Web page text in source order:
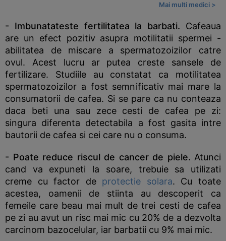
Mai multi medici >
- Imbunatateste fertilitatea la barbati. Cafeaua
are un efect pozitiv asupra motilitatii spermei -
abilitatea de miscare a spermatozoizilor catre
ovul. Acest lucru ar putea creste sansele de
fertilizare. Studiile au constatat ca motilitatea
spermatozoizilor a fost semnificativ mai mare la
consumatorii de cafea. Si se pare ca nu conteaza
daca beti una sau zece cesti de cafea pe zi:
singura diferenta detectabila a fost gasita intre
bautorii de cafea si cei care nu o consuma.
- Poate reduce riscul de cancer de piele. Atunci
cand va expuneti la soare, trebuie sa utilizati
creme cu factor de protectie solara. Cu toate
acestea, oamenii de stiinta au descoperit ca
femeile care beau mai mult de trei cesti de cafea
pe zi au avut un risc mai mic cu 20% de a dezvolta
carcinom bazocelular, iar barbatii cu 9% mai mic.